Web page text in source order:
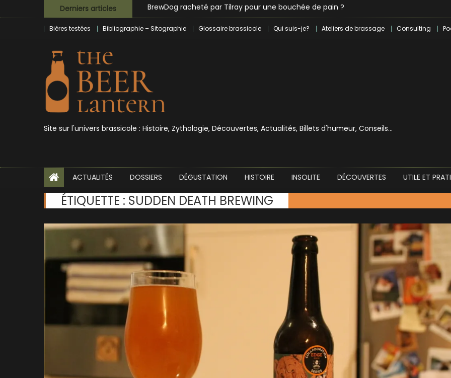
to
Derniers articles
Bières et célébrités
Bières testées Bibliographie – Sitographie Glossaire brassicole Qui suis-je? Ateliers de brassage Consulting
Site sur l'univers brassicole : Histoire, Zythologie, Découvertes, Actualités, Billets d'humeur, Conseils…
ACTUALITÉS DOSSIERS DÉGUSTATION HISTOIRE INSOLITE DÉCOUVERTES UTILE ET
ÉTIQUETTE : SUDDEN DEATH BREWING